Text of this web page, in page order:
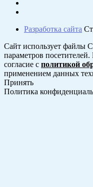
Разработка сайта
Сайт использует файлы
параметров
согласие с политикой
применением данных
Принять
Политика